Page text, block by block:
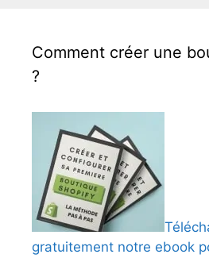
Comment créer une
?
gratuitement notre ebook